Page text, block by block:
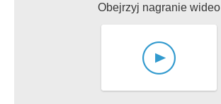
Obejrzyj nagranie wideo